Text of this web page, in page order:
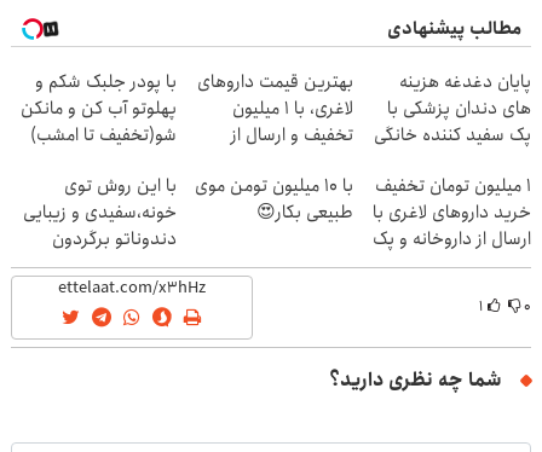
مطالب پیشنهادی
پایان دغدغه هزینه
های دندان پزشکی با
پک سفید کننده خانگی
بهترین قیمت داروهای
لاغری، با ۱ میلیون
تخفیف و ارسال از
با پودر جلبک شکم و
پهلوتو آب کن و مانکن
شو(تخفیف تا امشب)
1 میلیون تومان تخفیف
خرید داروهای لاغری با
ارسال از داروخانه و پک
یخ!
با 10 میلیون تومن موی
طبیعی بکار😍
با این روش توی
خونه،سفیدی و زیبایی
دندوناتو برگردون
(40%off)
۰ ۱
شما چه نظری دارید؟